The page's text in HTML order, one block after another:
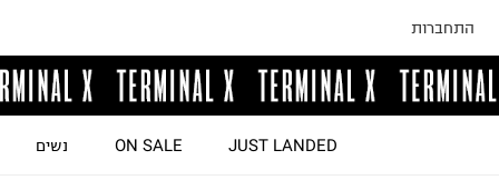
התחברות
JUST LANDED
ON SALE נשים